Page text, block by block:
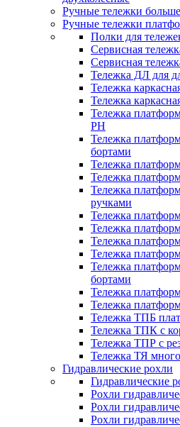
Ручные тележки
Ручные тележки
Полки для
Сервисная
Сервисная
Тележка ДЛ для
Тележка
Тележка
Тележка
PH
Тележка
бортами
Тележка
Тележка
Тележка
ручками
Тележка
Тележка
Тележка
Тележка
Тележка
бортами
Тележка
Тележка
Тележка ТПБ
Тележка ТПК с
Тележка ТПР с
Тележка ТЯ
Гидравлические рохли
Гидравлические
Рохли
Рохли
Рохли